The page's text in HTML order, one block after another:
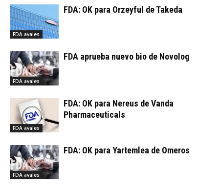
FDA avales
FDA: OK para Orzeyful de Takeda
FDA avales
FDA aprueba nuevo bio de Novolog
FDA avales
FDA: OK para Nereus de Vanda
Pharmaceuticals
FDA avales
FDA: OK para Yartemlea de Omeros